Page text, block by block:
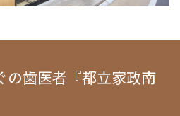
の歯医者『都立家政南